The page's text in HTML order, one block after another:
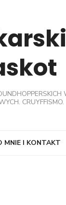
CRUYFFISMO.
MNIE I KONTAKT